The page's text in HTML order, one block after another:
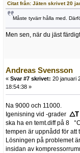
Citat från: Jäten skrivet 20
Måste tyvärr hålla med.
Men sen, när du jäst
Andreas Svensson
« Svar #7 skrivet: 20 januari
18:54:38 »
Na 9000 och 11000.
Igenisning vid -grader
ska ha en temt.diff på 8
tempen är uppnådd för att
Lösningen på problemet
insidan av